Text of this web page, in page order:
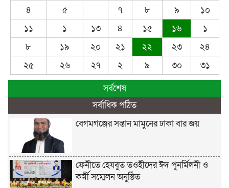
৪
৫ ৭ ৮ ৯
১০
১১
১ ১৩ ৪ ১৫ ১৬
১
৮
১৯ ২০ ২১ ২২ ২৩
২৪
২৫
২৬ ২৭ ২ ৯ ৩০
৩১
সর্বশেষ
সর্বাধিক পঠিত
বেগমগঞ্জের সন্তান মামুনের ঢাকা বার জয়
ফেনীতে হেযবুত তওহীদের ঈদ পুনর্মিলনী ও
কর্মী সম্মেলন অনুষ্ঠিত